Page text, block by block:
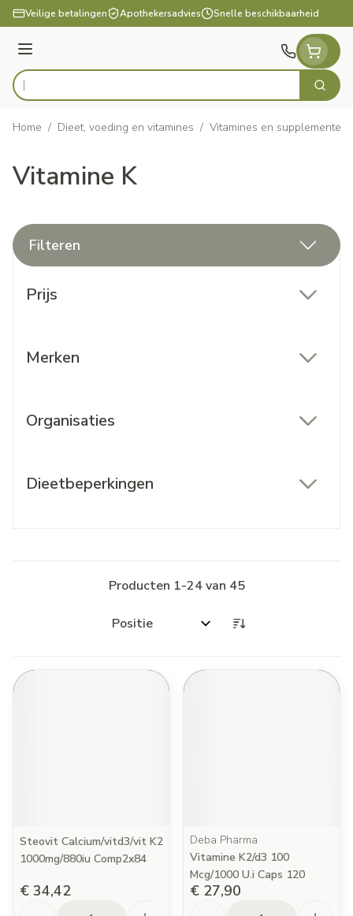
Ga naar de inhoud
Veilige betalingen Apothekersadvies Snelle beschikbaarheid
Menu
Product, merk, categorie... Zoek
Home / Dieet, voeding en vitamines / Vitamines en supplementen
Vitamine K
Filteren
Prijs
Merken
Organisaties
Dieetbeperkingen
Producten 1-24van 45
Sorteer op:
Steovit Calcium/vitd3/vit K2
1000mg/880iu Comp2x84
€ 34,42
Deba Pharma
Vitamine K2/d3 100
Mcg/1000 U.i Caps 120
€ 27,90